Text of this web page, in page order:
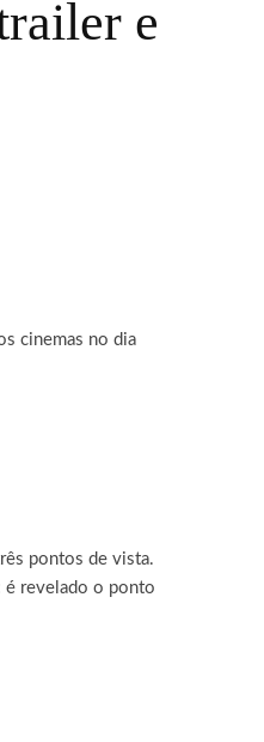
e
cinemas no dia
pontos de vista.
é revelado o ponto